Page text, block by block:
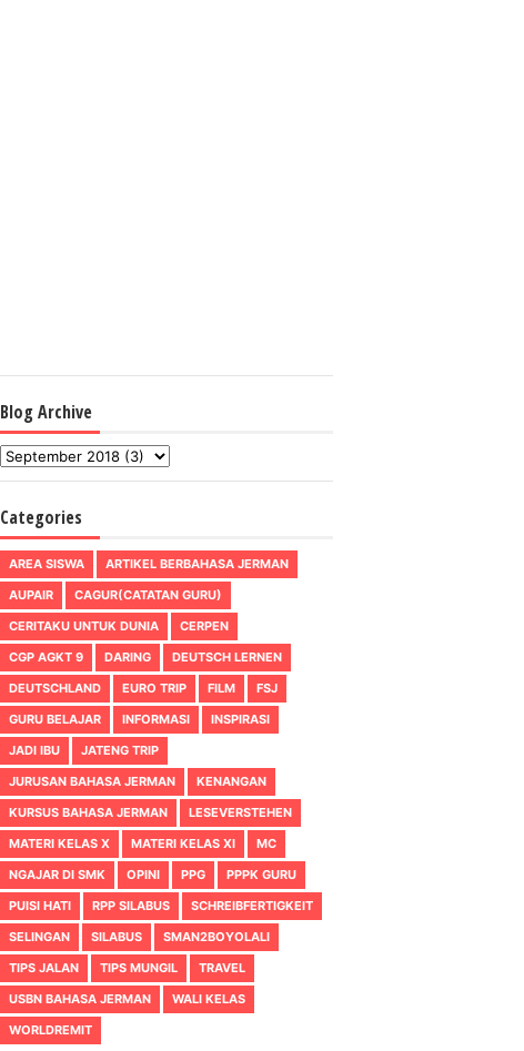
Blog Archive
Categories
AREA SISWA
ARTIKEL BERBAHASA JERMAN
AUPAIR
CAGUR(CATATAN GURU)
CERITAKU UNTUK DUNIA
CERPEN
CGP AGKT 9
DARING
DEUTSCH LERNEN
DEUTSCHLAND
EURO TRIP FILM
FSJ
GURU BELAJAR
INFORMASI
INSPIRASI
JADI IBU
JATENG TRIP
JURUSAN BAHASA JERMAN
KENANGAN
KURSUS BAHASA JERMAN
LESEVERSTEHEN
MATERI KELAS X
MATERI KELAS XI
MC
NGAJAR DI SMK
OPINI PPG
PPPK GURU
PUISI HATI
RPP SILABUS
SCHREIBFERTIGKEIT
SELINGAN
SILABUS
SMAN2BOYOLALI
TIPS JALAN
TIPS MUNGIL
TRAVEL
USBN BAHASA JERMAN
WALI KELAS
WORLDREMIT